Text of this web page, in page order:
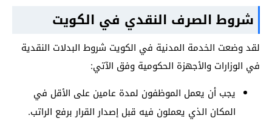
شروط الصرف النقدي في الكويت
لقد وضعت الخدمة المدنية في الكويت شروط البدلات النقدية
في الوزارات والأجهزة الحكومية وفق الآتي:
يجب أن يعمل الموظفون لمدة عامين على الأقل في
المكان الذي يعملون فيه قبل إصدار القرار برفع الراتب.